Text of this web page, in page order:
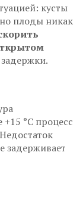
кусты
но плоды никак
°С процесс
задерживает